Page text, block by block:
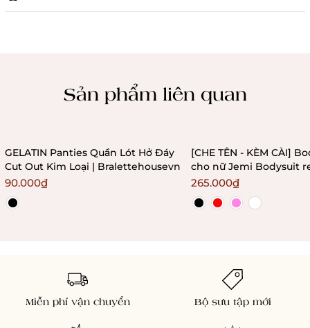
Sản phẩm liên quan
GELATIN Panties Quần Lót Hở Đáy
Cut Out Kim Loại | Bralettehousevn
90.000₫
[CHE TÊN - KÈM CÀI]
cho nữ Jemi Bodysuit
không gọng không
Bralettehousevn
265.000₫
Miễn phí vận chuyển Bộ sưu tập mới